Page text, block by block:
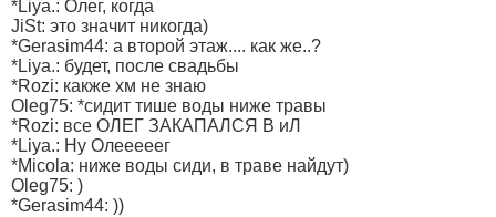
*Liya.: Олег, когда
JiSt: это значит никогда)
*Gerasim44: а второй этаж.... как же..?
*Liya.: будет, после свадьбы
*Rozi: какже хм не знаю
Oleg75: *сидит тише воды ниже травы
*Rozi: все ОЛЕГ ЗАКАПАЛСЯ В иЛ
*Liya.: Ну Олееееег
*Micola: ниже воды сиди, в траве найдут)
Oleg75: )
*Gerasim44: ))